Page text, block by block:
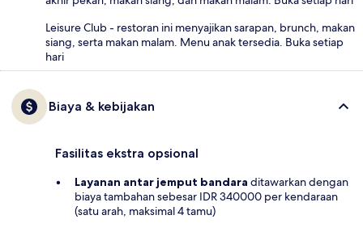
Leisure Club - restoran ini menyajikan sarapan, brunch, makan
siang, serta makan malam. Menu anak tersedia. Buka setiap
hari
Biaya & kebijakan
Fasilitas ekstra opsional
Layanan antar jemput bandara ditawarkan dengan
biaya tambahan sebesar IDR 340000 per kendaraan
(satu arah, maksimal 4 tamu)